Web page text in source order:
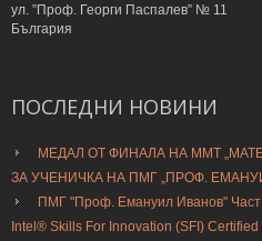
ул. ”Проф. Георги Паспалев” № 11
България
ПОСЛЕДНИ НОВИНИ
МЕДАЛ ОТ ФИНАЛА НА ММТ
ЗА УЧЕНИЧКА НА ПМГ „ПРОФ.
ПМГ "Проф. Емануил Иванов"
Intel® Skills For Innovation (SFI) Certified